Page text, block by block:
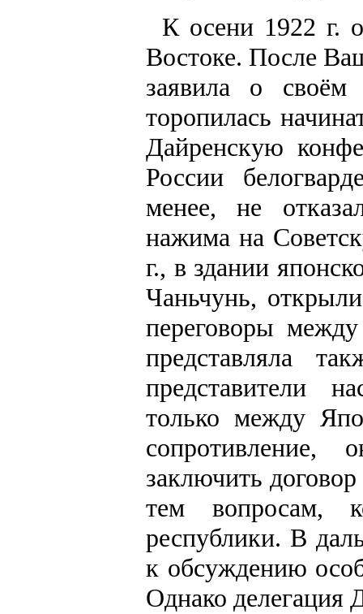
К осени 1922 г.
Востоке. После
заявила о
торопилась
Дайренскую
России
менее, не
нажима на
г., в здании
Чаньчунь,
переговоры
представляла
представители
только между
сопротивление,
заключить
тем вопросам,
республики. В
к обсуждению
Однако делегация